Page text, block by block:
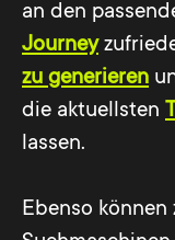
an den
Journey
zu generieren
die aktuellsten
lassen.
Ebenso